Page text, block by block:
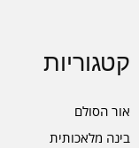
קטגוריות
אור הסולם
בינה מלאכותית